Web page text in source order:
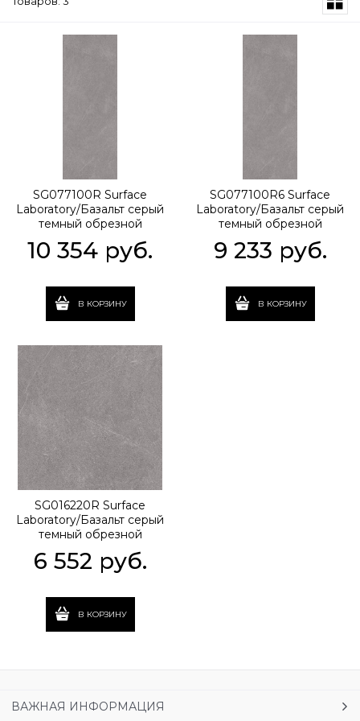
SG077100R Surface
Laboratory/Базальт серый
темный обрезной
10 354 руб.
В КОРЗИНУ
SG077100R6 Surface
Laboratory/Базальт серый
темный обрезной
9 233 руб.
В КОРЗИНУ
SG016220R Surface
Laboratory/Базальт серый
темный обрезной
6 552 руб.
В КОРЗИНУ
ВАЖНАЯ ИНФОРМАЦИЯ